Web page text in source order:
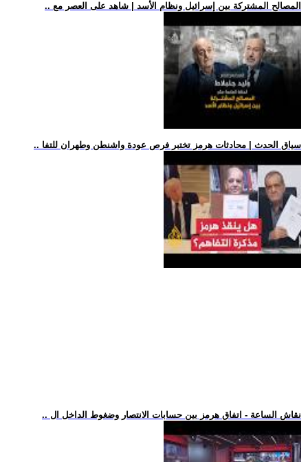
.. المصالح المشتركة بين إسرائيل ونظام الأسد | شاهد على العصر مع
.. سياق الحدث | محادثات هرمز تختبر فرص عودة واشنطن وطهران للتفا
.. نقاش الساعة - اتفاق هرمز بين حسابات الانتصار وضغوط الداخل ال